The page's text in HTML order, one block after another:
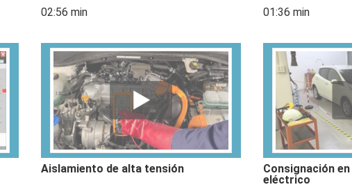
02:56 min
01:36 min
Aislamiento de alta tensión
Consignación
eléctrico